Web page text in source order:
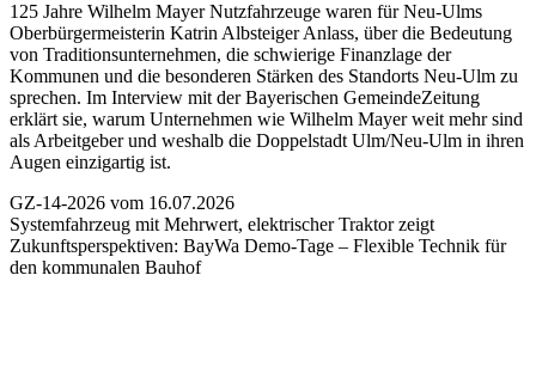
125 Jahre Wilhelm Mayer Nutzfahrzeuge waren für Neu-Ulms
Oberbürgermeisterin Katrin Albsteiger Anlass, über die Bedeutung
von Traditionsunternehmen, die schwierige Finanzlage der
Kommunen und die besonderen Stärken des Standorts Neu-Ulm zu
sprechen. Im Interview mit der Bayerischen GemeindeZeitung
erklärt sie, warum Unternehmen wie Wilhelm Mayer weit mehr sind
als Arbeitgeber und weshalb die Doppelstadt Ulm/Neu-Ulm in ihren
Augen einzigartig ist.
GZ-14-2026 vom 16.07.2026
Systemfahrzeug mit Mehrwert, elektrischer Traktor zeigt
Zukunftsperspektiven: BayWa Demo-Tage – Flexible Technik für
den kommunalen Bauhof